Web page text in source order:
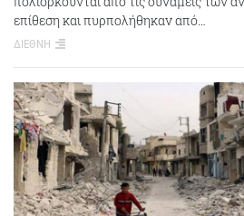
επίθεση και πυρπολήθηκαν από…
ΔΙΕΘΝΗ